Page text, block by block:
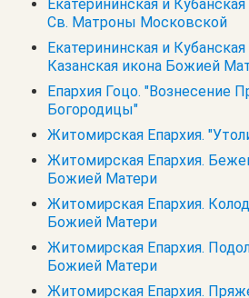
Екатерининская и
Св. Матроны Московской
Екатерининская и Кубанская
Казанская икона Божией
Епархия Гоцо. "Вознесение
Богородицы"
Житомирская Епархия.
Житомирская Епархия.
Божией Матери
Житомирская Епархия.
Божией Матери
Житомирская Епархия.
Божией Матери
Житомирская Епархия.